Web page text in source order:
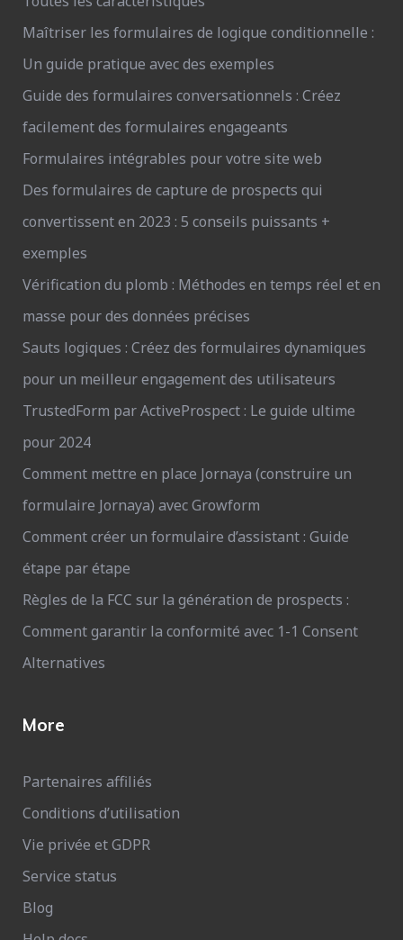
Maîtriser les formulaires de logique conditionnelle :
Un guide pratique avec des exemples
Guide des formulaires conversationnels : Créez
facilement des formulaires engageants
Formulaires intégrables pour votre site web
Des formulaires de capture de prospects qui
convertissent en 2023 : 5 conseils puissants +
exemples
Vérification du plomb : Méthodes en temps réel et en
masse pour des données précises
Sauts logiques : Créez des formulaires dynamiques
pour un meilleur engagement des utilisateurs
TrustedForm par ActiveProspect : Le guide ultime
pour 2024
Comment mettre en place Jornaya (construire un
formulaire Jornaya) avec Growform
Comment créer un formulaire d’assistant : Guide
étape par étape
Règles de la FCC sur la génération de prospects :
Comment garantir la conformité avec 1-1 Consent
Alternatives
More
Partenaires affiliés
Conditions d’utilisation
Vie privée et GDPR
Service status
Blog